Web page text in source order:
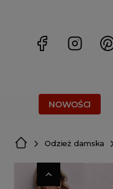
NOWOŚCI
Odzież damska